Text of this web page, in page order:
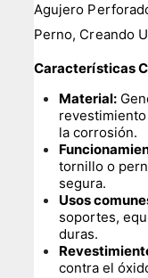
Agujero
Perno, Creando
Características
Material:
la corrosión.
tornillo o
segura.
Usos
soportes,
duras.
contra el